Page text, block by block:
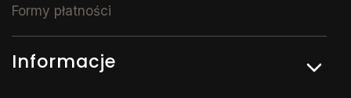
Formy płatności
Informacje